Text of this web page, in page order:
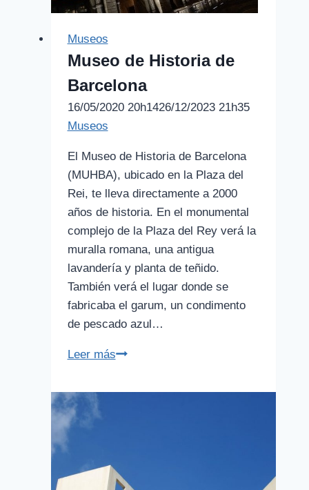
Museos
Museo de Historia de
Barcelona
16/05/2020 20h1426/12/2023 21h35
Museos
El Museo de Historia de Barcelona
(MUHBA), ubicado en la Plaza del
Rei, te lleva directamente a 2000
años de historia. En el monumental
complejo de la Plaza del Rey verá la
muralla romana, una antigua
lavandería y planta de teñido.
También verá el lugar donde se
fabricaba el garum, un condimento
de pescado azul…
Leer másMuseo
Historia